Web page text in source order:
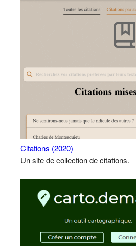
Citations (2020)
Un site de collection de citations.